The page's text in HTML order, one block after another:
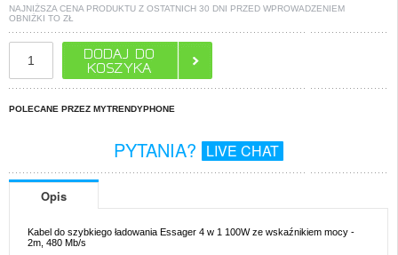
NAJNIŻSZA CENA PRODUKTU Z OSTATNICH 30 DNI PRZED WPROWADZENIEM
OBNIŻKI TO ZŁ
POLECANE PRZEZ MYTRENDYPHONE
PYTANIA? LIVE CHAT
Opis
Kabel do szybkiego ładowania Essager 4 w 1 100W ze wskaźnikiem mocy -
2m, 480 Mb/s